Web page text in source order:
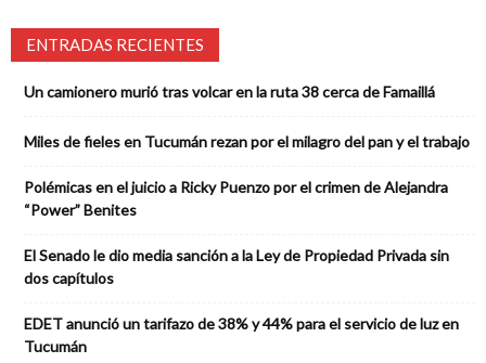
ENTRADAS RECIENTES
Un camionero murió tras volcar en la ruta 38 cerca de Famaillá
Miles de fieles en Tucumán rezan por el milagro del pan y el trabajo
Polémicas en el juicio a Ricky Puenzo por el crimen de Alejandra
“Power” Benites
El Senado le dio media sanción a la Ley de Propiedad Privada sin
dos capítulos
EDET anunció un tarifazo de 38% y 44% para el servicio de luz en
Tucumán